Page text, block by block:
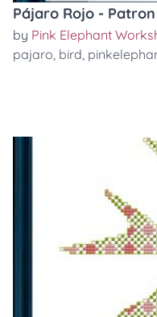
Pájaro Rojo -
by Pink Elephant
pajaro, bird,